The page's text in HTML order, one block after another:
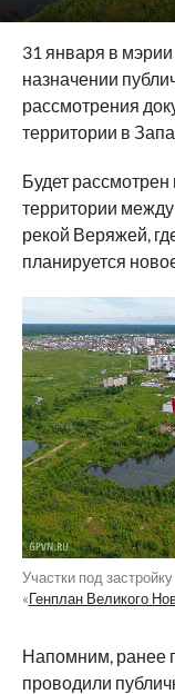
31 января в
назначении
рассмотрения
территории в
Будет
территории
рекой Веряжей,
планируется
Участки под
«Генплан Великого
Напомним, ранее
проводили